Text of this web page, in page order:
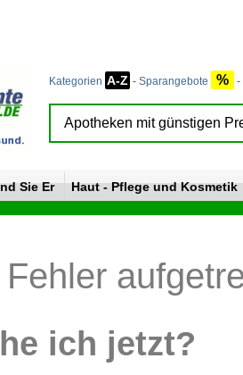
Kategorien A-Z - Sparangebote % -
Sie Er Haut - Pflege und Kosmetik
ich jetzt?